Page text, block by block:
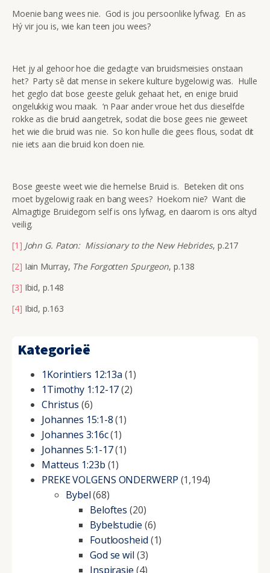
Moenie bang wees nie. God is jou persoonlike lyfwag. En as
Hý vir jou is, wie kan teen jou wees?
Het jy al gehoor hoe die gedagte van bruidsmeisies onstaan
het? Party sê dat mense in sekere kulture bygelowig was. Hulle
het geglo dat bose geeste geluk gehaat het, en enige bruid
ongelukkig wou maak. ‘n Paar ander vroue het dus dieselfde
rokke as die bruid aangetrek, sodat die bose gees nie geweet
het wie die bruid was nie. So kon hulle die gees flous, sodat dit
nie iets aan die bruid kon doen nie.
Bose geeste weet wie die hemelse Bruid is. Beteken dit ons
moet bygelowig raak en bang wees? Hoekom nie? Want die
Almagtige Bruidegom self is ons lyfwag, en daarom is ons altyd
veilig.
[1] John G. Paton: Missionary to the New Hebrides, p.217
[2] Iain Murray, The Forgotten Spurgeon, p.138
[3] Ibid, p.148
[4] Ibid, p.163
Kategorieë
1Korintiers 12:13a (1)
1Timothy 1:12-17(2)
Christus (6)
Johannes 15:1-8(1)
Johannes 3:16c(1)
Johannes 5:1-17(1)
Matteus 1:23b (1)
PREKE VOLGENS ONDERWERP (1,194)
Bybel(68)
Beloftes (20)
Bybelstudie (6)
Foutloosheid (1)
God se wil (3)
Inspirasie (4)